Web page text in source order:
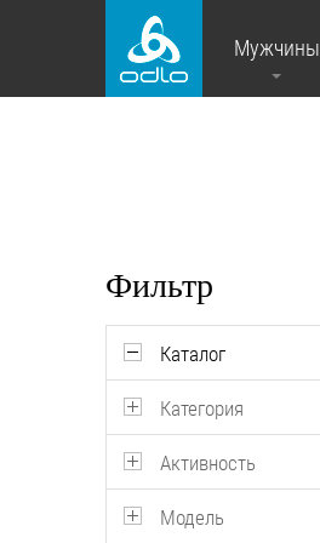
Мужчины
Фильтр
Каталог
Категория
Активность
Модель